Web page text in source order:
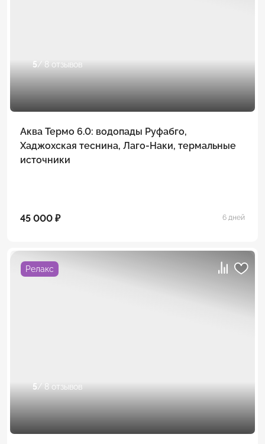
5/ 8 отзывов
Аква Термо 6.0: водопады Руфабго,
Хаджохская теснина, Лаго-Наки, термальные
источники
45 000 ₽ 6 дней
Релакс
5/ 8 отзывов